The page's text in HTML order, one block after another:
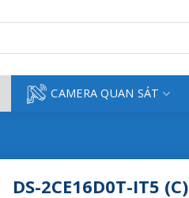
Thành
CAMERA QUAN SÁT
DS-2CE16D0T-IT5 (C)